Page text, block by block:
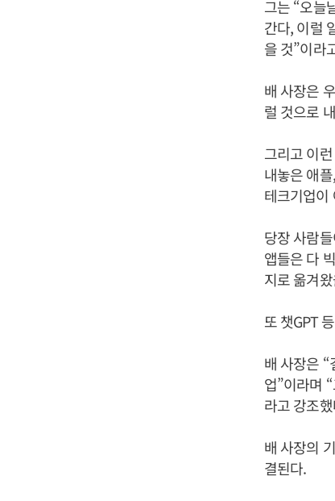
그는 “오늘
간다, 이럴
을 것”이라
배 사장은
럴 것으로
그리고 이
내놓은 애
테크기업이
당장 사람
앱들은 다
지로 옮겨
또 챗GPT
배 사장은
업”이라며
라고 강조
배 사장의
결된다.